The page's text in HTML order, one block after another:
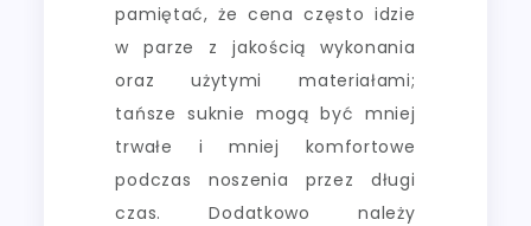
pamiętać, że cena często idzie
w parze z jakością wykonania
oraz użytymi materiałami;
tańsze suknie mogą być mniej
trwałe i mniej komfortowe
podczas noszenia przez długi
czas. Dodatkowo należy